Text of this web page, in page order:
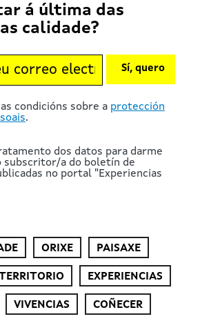
á última das
calidade?
condicións sobre a protección
.
dos datos para darme
subscritor/a do boletín de
no portal "Experiencias
Sí, quero
ORIXE PAISAXE
EXPERIENCIAS
VIVENCIAS COÑECER